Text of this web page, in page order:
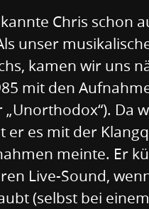
Chris schon
unser
kamen wir uns
mit den
„Unorthodox“). Da
er es mit der
meinte. Er
Live-Sound,
(selbst bei